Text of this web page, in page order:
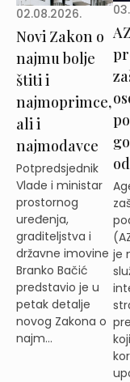
02.08.2026.
Novi Zakon o
najmu bolje
štiti i
najmoprimce,
ali i
najmodavce
Potpredsjednik
Vlade i ministar
prostornog
uređenja,
graditeljstva i
državne imovine
Branko Bačić
predstavio je u
petak detalje
novog Zakona o
najm...
je